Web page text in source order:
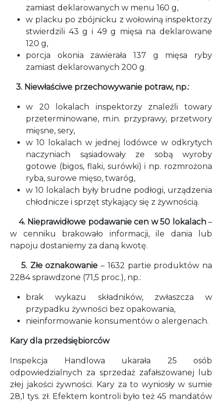
zamiast deklarowanych w menu 160 g,
w placku po zbójnicku z wołowiną inspektorzy
stwierdzili 43 g i 49 g mięsa na deklarowane
120 g,
porcja okonia zawierała 137 g mięsa ryby
zamiast deklarowanych 200 g.
3. Niewłaściwe przechowywanie potraw, np.:
w 20 lokalach inspektorzy znaleźli towary
przeterminowane, m.in. przyprawy, przetwory
mięsne, sery,
w 10 lokalach w jednej lodówce w odkrytych
naczyniach sąsiadowały ze sobą wyroby
gotowe (bigos, flaki, surówki) i np. rozmrożona
ryba, surowe mięso, twaróg,
w 10 lokalach były brudne podłogi, urządzenia
chłodnicze i sprzęt stykający się z żywnością.
4. Nieprawidłowe podawanie cen w 50 lokalach–
w cenniku brakowało informacji, ile dania lub
napoju dostaniemy za daną kwotę.
5. Złe oznakowanie – 1632 partie produktów na
2284 sprawdzone (71,5 proc.), np.:
brak wykazu składników, zwłaszcza w
przypadku żywności bez opakowania,
nieinformowanie konsumentów o alergenach.
Kary dla przedsiębiorców
Inspekcja Handlowa ukarała 25 osób
odpowiedzialnych za sprzedaż zafałszowanej lub
złej jakości żywności. Kary za to wyniosły w sumie
28,1 tys. zł. Efektem kontroli było też 45 mandatów